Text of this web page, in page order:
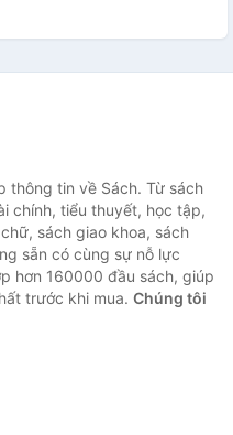
thông tin về Sách. Từ sách
chính, tiểu thuyết, học tập,
sách giao khoa, sách
sẵn có cùng sự nỗ lực
hơn 160000 đầu sách, giúp
trước khi mua. Chúng tôi